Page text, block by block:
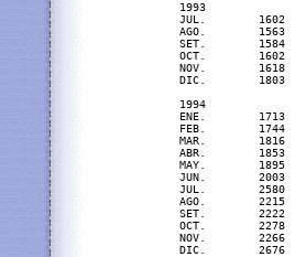
JUL.
AGO.
SET.
OCT.
NOV.
DIC.
ENE.
FEB.
MAR.
ABR.
MAY.
JUN.
JUL.
AGO.
SET.
OCT.
NOV.
DIC.